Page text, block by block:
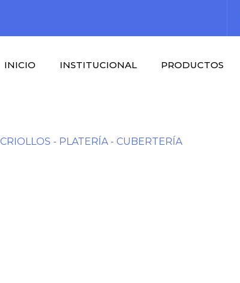
INICIO INSTITUCIONAL PRODUCTOS
CRIOLLOS - PLATERÍA - CUBERTERÍA